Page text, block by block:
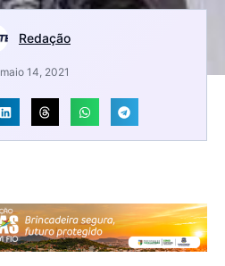
Redação
maio 14, 2021